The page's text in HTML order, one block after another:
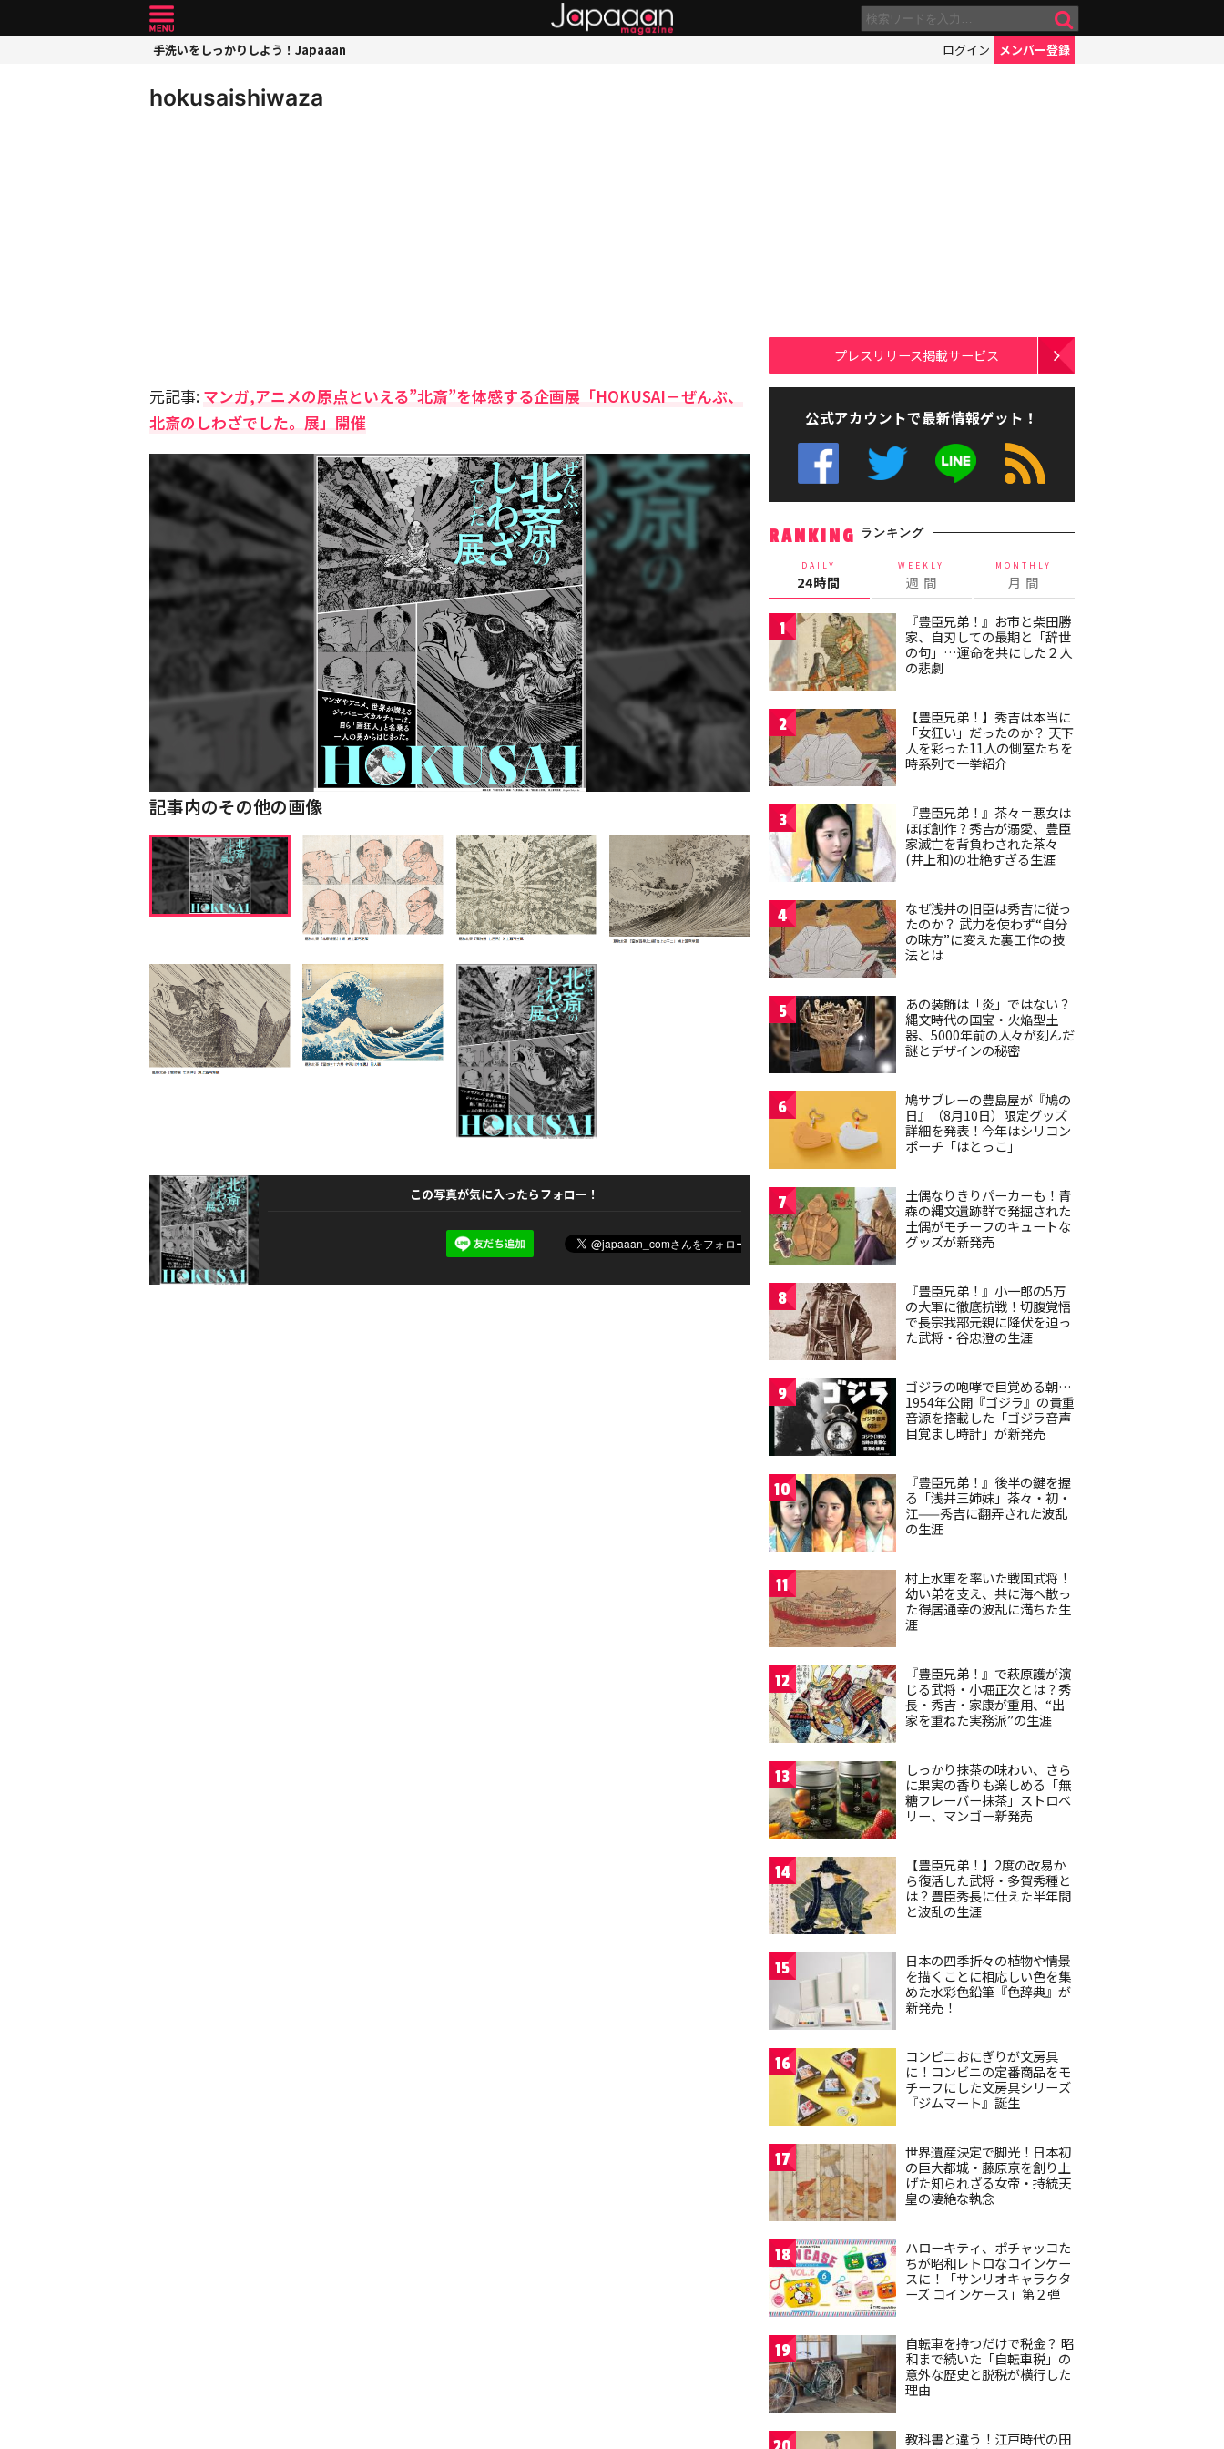
手洗いをしっかりしよう！Japaaan ログイン メンバー登録
hokusaishiwaza
元記事: マンガ,アニメの原点といえる”北斎”を体感する企画展「HOKUSAI－ぜんぶ、
北斎のしわざでした。展」開催
記事内のその他の画像
この写真が気に入ったらフォロー！
プレスリリース掲載サービス
公式アカウントで最新情報ゲット！
RANKING ランキング
DAILY
24時間
WEEKLY
週 間
MONTHLY
月 間
1
『豊臣兄弟！』お市と柴田勝
家、自刃しての最期と「辞世
の句」…運命を共にした２人
の悲劇
2
【豊臣兄弟！】秀吉は本当に
「女狂い」だったのか？ 天下
人を彩った11人の側室たちを
時系列で一挙紹介
3
『豊臣兄弟！』茶々＝悪女は
ほぼ創作？秀吉が溺愛、豊臣
家滅亡を背負わされた茶々
(井上和)の壮絶すぎる生涯
4
なぜ浅井の旧臣は秀吉に従っ
たのか？ 武力を使わず“自分
の味方”に変えた裏工作の技
法とは
5
あの装飾は「炎」ではない？
縄文時代の国宝・火焔型土
器、5000年前の人々が刻んだ
謎とデザインの秘密
6
鳩サブレーの豊島屋が『鳩の
日』（8月10日）限定グッズ
詳細を発表！今年はシリコン
ポーチ「はとっこ」
7
土偶なりきりパーカーも！青
森の縄文遺跡群で発掘された
土偶がモチーフのキュートな
グッズが新発売
8
『豊臣兄弟！』小一郎の5万
の大軍に徹底抗戦！切腹覚悟
で長宗我部元親に降伏を迫っ
た武将・谷忠澄の生涯
9
ゴジラの咆哮で目覚める朝…
1954年公開『ゴジラ』の貴重
音源を搭載した「ゴジラ音声
目覚まし時計」が新発売
10
『豊臣兄弟！』後半の鍵を握
る「浅井三姉妹」茶々・初・
江——秀吉に翻弄された波乱
の生涯
11
村上水軍を率いた戦国武将！
幼い弟を支え、共に海へ散っ
た得居通幸の波乱に満ちた生
涯
12
『豊臣兄弟！』で萩原護が演
じる武将・小堀正次とは？秀
長・秀吉・家康が重用、“出
家を重ねた実務派”の生涯
13
しっかり抹茶の味わい、さら
に果実の香りも楽しめる「無
糖フレーバー抹茶」ストロベ
リー、マンゴー新発売
14
【豊臣兄弟！】2度の改易か
ら復活した武将・多賀秀種と
は？豊臣秀長に仕えた半年間
と波乱の生涯
15
日本の四季折々の植物や情景
を描くことに相応しい色を集
めた水彩色鉛筆『色辞典』が
新発売！
16
コンビニおにぎりが文房具
に！コンビニの定番商品をモ
チーフにした文房具シリーズ
『ジムマート』誕生
17
世界遺産決定で脚光！日本初
の巨大都城・藤原京を創り上
げた知られざる女帝・持統天
皇の凄絶な執念
18
ハローキティ、ポチャッコた
ちが昭和レトロなコインケー
スに！「サンリオキャラクタ
ーズ コインケース」第２弾
19
自転車を持つだけで税金？ 昭
和まで続いた「自転車税」の
意外な歴史と脱税が横行した
理由
教科書と違う！江戸時代の田